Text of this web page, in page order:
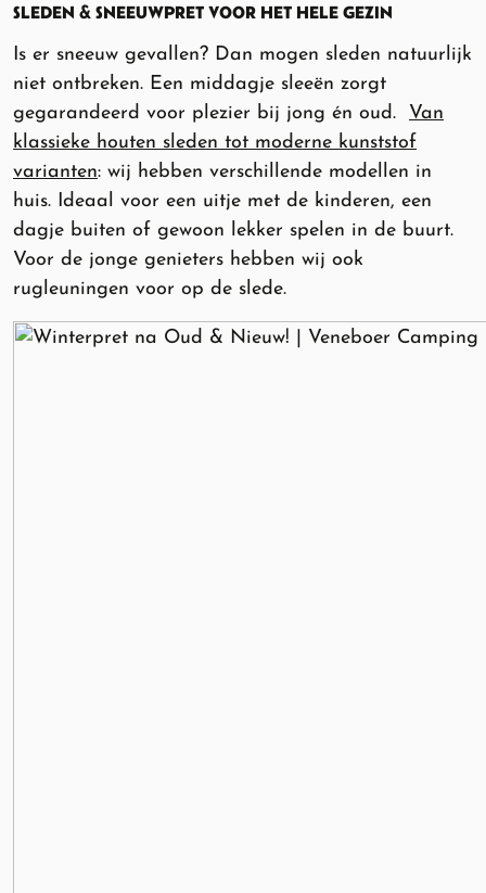
SLEDEN & SNEEUWPRET VOOR HET HELE GEZIN
Is er sneeuw gevallen? Dan mogen sleden natuurlijk
niet ontbreken. Een middagje sleeën zorgt
gegarandeerd voor plezier bij jong én oud. Van
klassieke houten sleden tot moderne kunststof
varianten: wij hebben verschillende modellen in
huis. Ideaal voor een uitje met de kinderen, een
dagje buiten of gewoon lekker spelen in de buurt.
Voor de jonge genieters hebben wij ook
rugleuningen voor op de slede.